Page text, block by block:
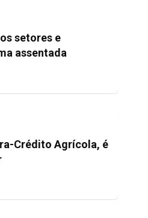
setores e
assentada
Crédito Agrícola, é